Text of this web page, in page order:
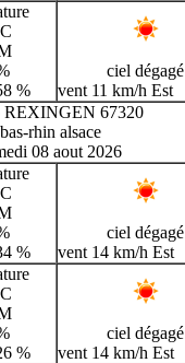
%
ciel dégagé
vent 11 km/h Est
REXINGEN 67320
bas-rhin alsace
08 aout 2026
%
ciel dégagé
vent 14 km/h Est
%
ciel dégagé
vent 14 km/h Est